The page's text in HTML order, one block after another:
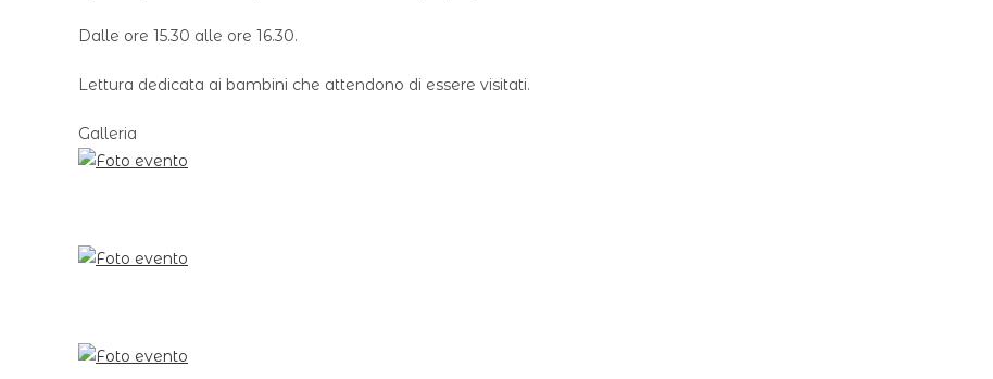
Dalle ore 15.30 alle ore 16.30.
Lettura dedicata ai bambini che attendono di essere visitati.
Galleria